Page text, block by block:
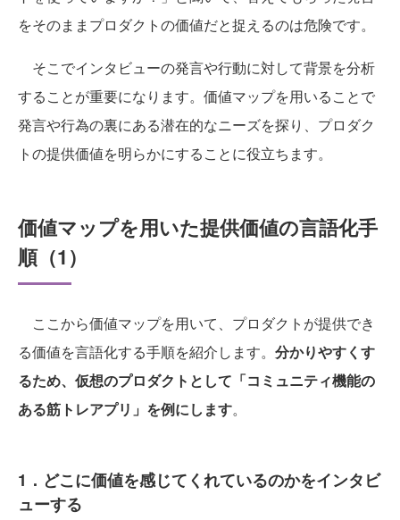
をそのままプロダクトの価値だと捉えるのは危険です。
そこでインタビューの発言や行動に対して背景を分析
することが重要になります。価値マップを用いることで
発言や行為の裏にある潜在的なニーズを探り、プロダク
トの提供価値を明らかにすることに役立ちます。
価値マップを用いた提供価値の言語化手
順（1）
ここから価値マップを用いて、プロダクトが提供でき
る価値を言語化する手順を紹介します。 分かりやすくす
るため、仮想のプロダクトとして「コミュニティ機能の
ある筋トレアプリ」を例にします。
1．どこに価値を感じてくれているのかをインタビ
ューする